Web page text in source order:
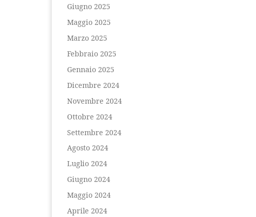
Giugno 2025
Maggio 2025
Marzo 2025
Febbraio 2025
Gennaio 2025
Dicembre 2024
Novembre 2024
Ottobre 2024
Settembre 2024
Agosto 2024
Luglio 2024
Giugno 2024
Maggio 2024
Aprile 2024